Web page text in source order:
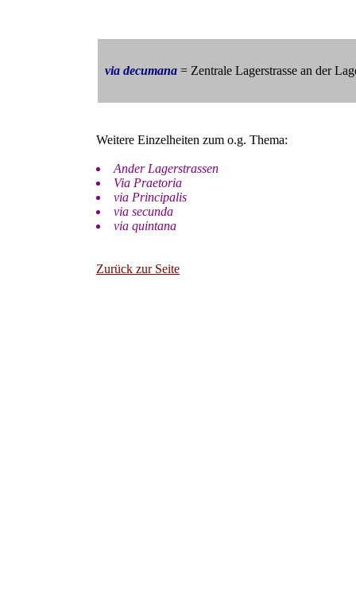
via decumana = Zentrale Lagerstrasse an der
Weitere Einzelheiten zum o.g. Thema:
Ander Lagerstrassen
Via Praetoria
via Principalis
via secunda
via quintana
Zurück zur Seite